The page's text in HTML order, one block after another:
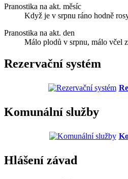
Pranostika na akt. měsíc
Když je v srpnu ráno hodně
Pranostika na akt. den
Málo plodů v srpnu, málo včel
Rezervační systém
Komunální služby
Hlášení závad